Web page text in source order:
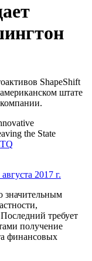
ShapeShift
штате
the State
2017 г.
значительным
требует
получение
финансовых